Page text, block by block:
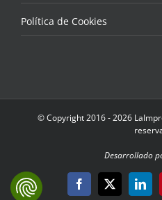
Política de Cookies
© Copyright 2016 - 2026
Desarrollado
Facebook
X